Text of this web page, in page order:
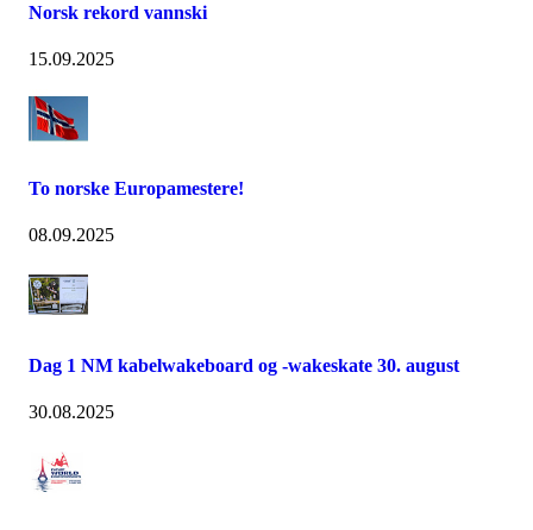
Norsk rekord vannski
15.09.2025
To norske Europamestere!
08.09.2025
Dag 1 NM kabelwakeboard og -wakeskate 30. august
30.08.2025